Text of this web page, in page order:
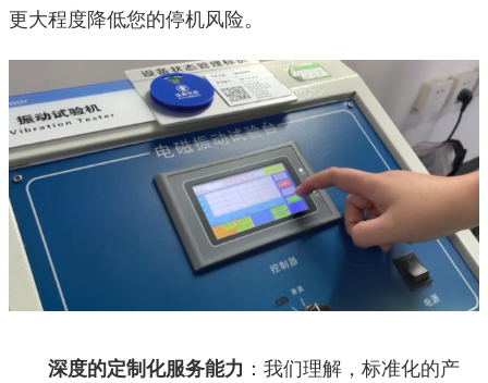
更大程度降低您的停机风险。
深度的定制化服务能力 ：我们理解，标准化的产